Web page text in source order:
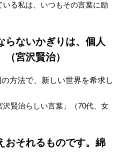
いる私は、いつもその言葉に励
らないかぎりは、個人
宮沢賢治）
方法で、新しい世界を希求し
沢賢治らしい言葉」（70代、女
おそれるものです。綿